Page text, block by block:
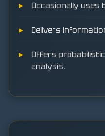
Occasionally uses
Delivers
Offers
analysis.